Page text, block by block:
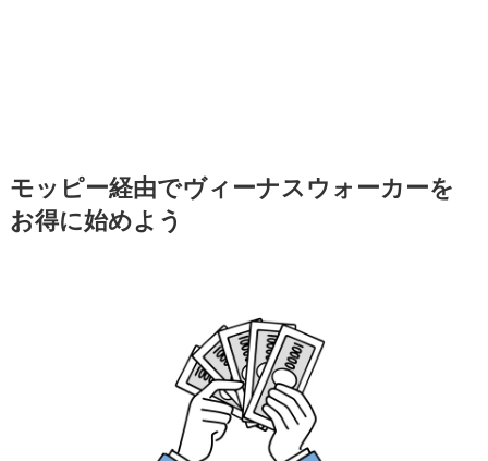
モッピー経由でヴィーナスウォーカーを
お得に始めよう